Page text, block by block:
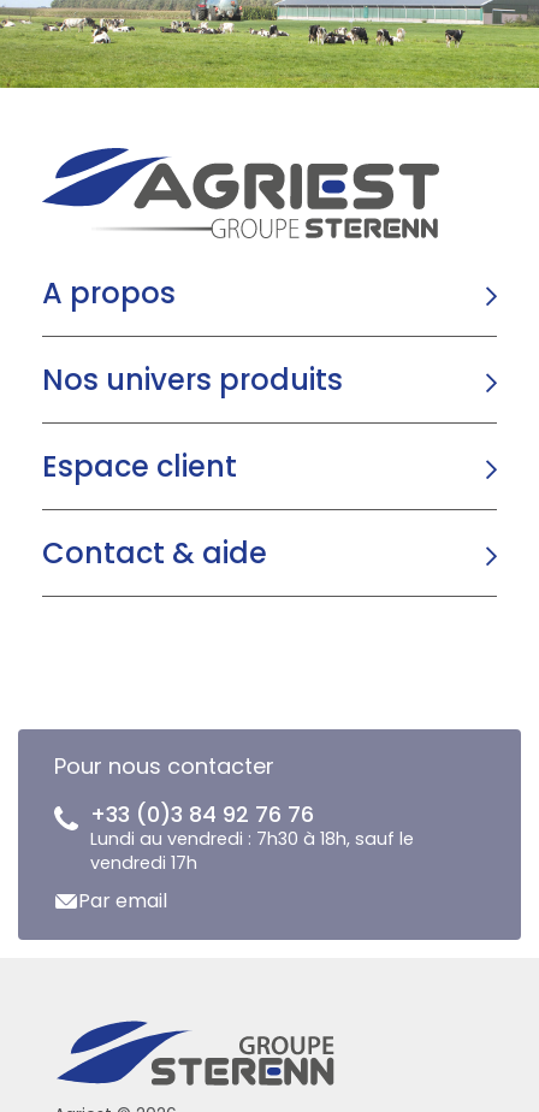
A propos
Nos univers produits
Espace client
Contact & aide
Pour nous contacter
+33 (0)3 84 92 76 76
Lundi au vendredi : 7h30 à 18h, sauf le
vendredi 17h
Par email